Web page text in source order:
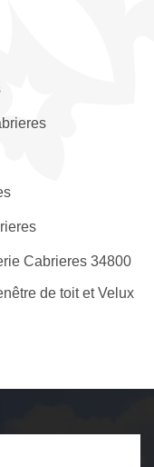
Cabrieres 34800
de toit et Velux